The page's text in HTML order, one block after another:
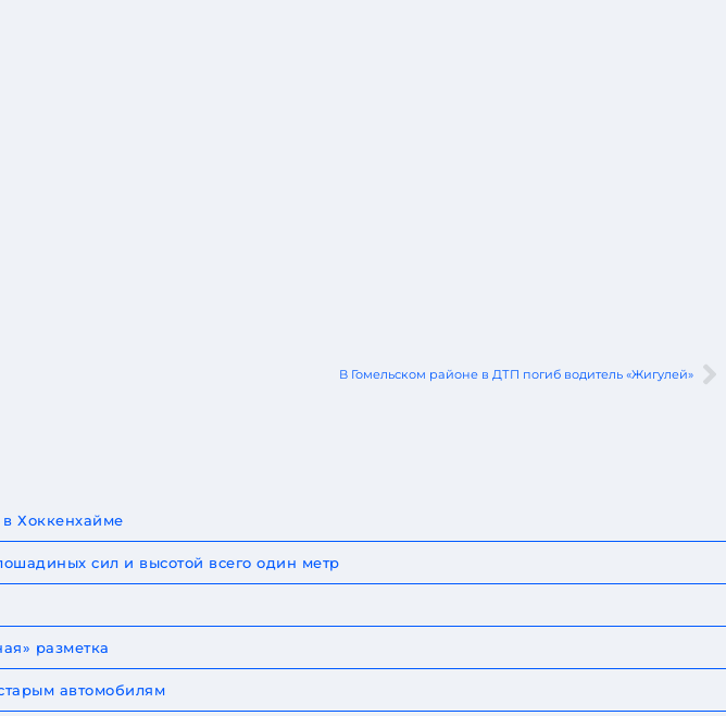
В Гомельском районе в ДТП погиб водитель «Жигулей»
Хоккенхайме
сил и высотой всего один метр
разметка
автомобилям